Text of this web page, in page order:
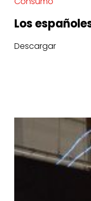
Los
Descargar